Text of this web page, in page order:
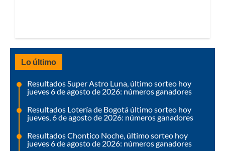
Lo último
Resultados Super Astro Luna, último sorteo hoy
jueves 6 de agosto de 2026: números ganadores
Resultados Lotería de Bogotá último sorteo hoy
jueves, 6 de agosto de 2026: números ganadores
Resultados Chontico Noche, último sorteo hoy
jueves 6 de agosto de 2026: números ganadores